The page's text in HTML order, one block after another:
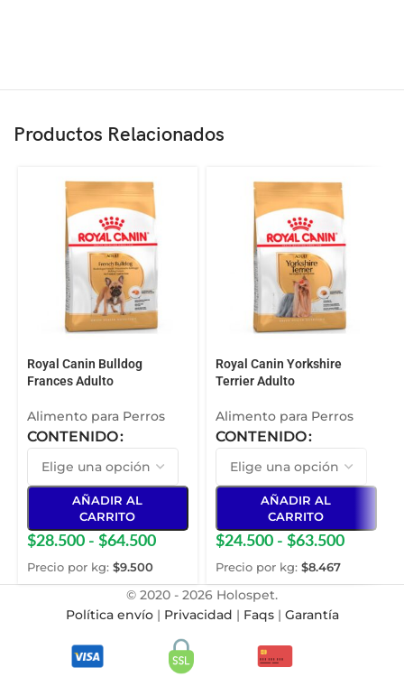
Productos Relacionados
Royal Canin Bulldog
Frances Adulto
Alimento para Perros
CONTENIDO
AÑADIR AL
CARRITO
$28.500 - $64.500
Precio por kg: $9.500
Royal Canin Yorkshire
Terrier Adulto
Alimento para Perros
CONTENIDO
AÑADIR AL
CARRITO
$24.500 - $63.500
Precio por kg: $8.467
© 2020 - 2026 Holospet.
Política envío| Privacidad | Faqs| Garantía